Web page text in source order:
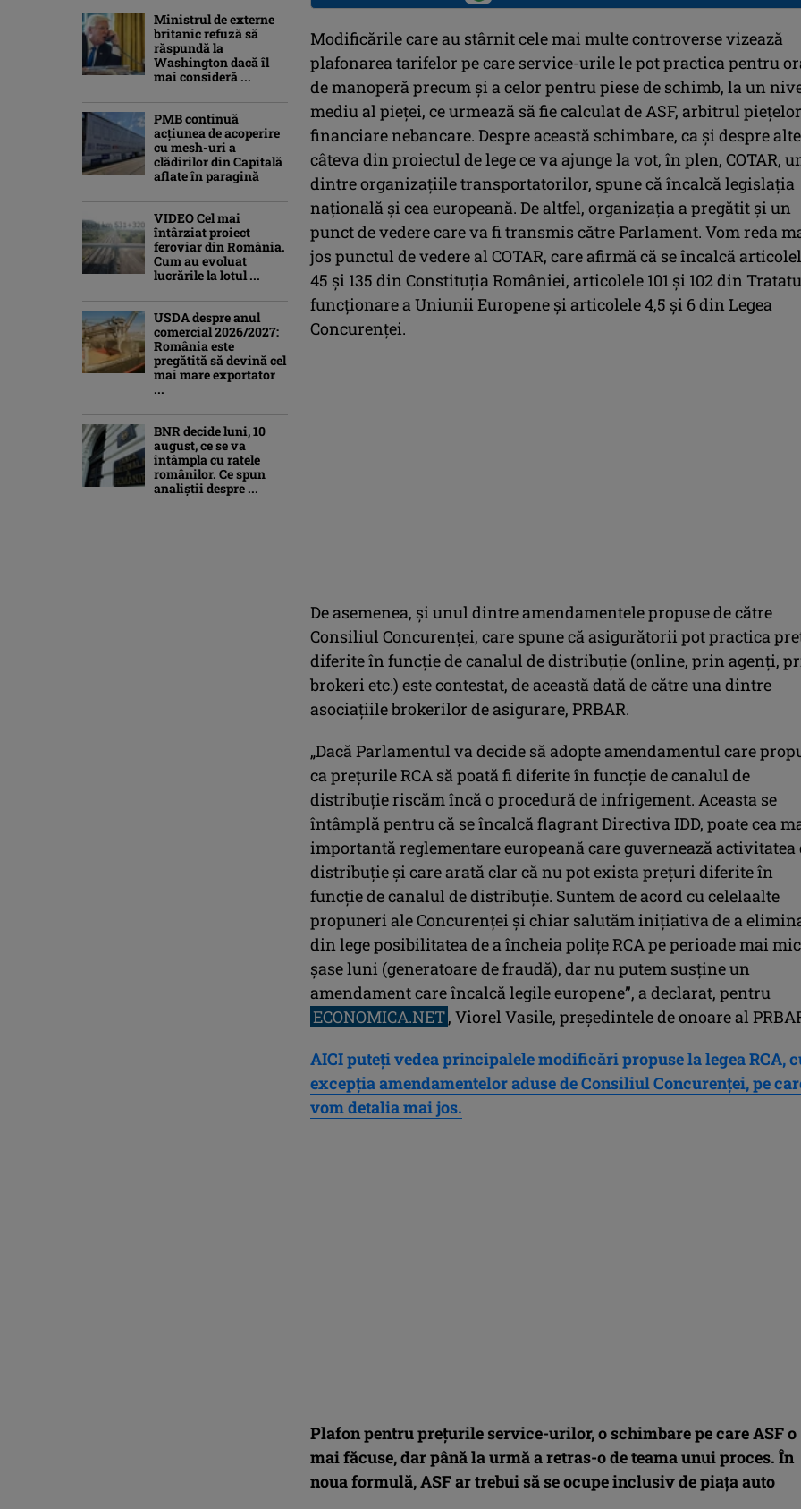
Modificările care au stârnit cele mai multe controverse vizează
plafonarea tarifelor pe care service-urile le pot practica pentru
de manoperă precum și a celor pentru piese de schimb, la un
mediu al pieței, ce urmează să fie calculat de ASF, arbitrul piețelor
financiare nebancare. Despre această schimbare, ca și despre
câteva din proiectul de lege ce va ajunge la vot, în plen, COTAR,
dintre organizațiile transportatorilor, spune că încalcă legislația
națională și cea europeană. De altfel, organizația a pregătit și un
punct de vedere care va fi transmis către Parlament. Vom reda
jos punctul de vedere al COTAR, care afirmă că se încalcă
45 și 135 din Constituția României, articolele 101 și 102 din
funcționare a Uniunii Europene și articolele 4,5 și 6 din Legea
Concurenței.
De asemenea, și unul dintre amendamentele propuse de către
Consiliul Concurenței, care spune că asigurătorii pot practica
diferite în funcție de canalul de distribuție (online, prin agenți,
brokeri etc.) este contestat, de această dată de către una dintre
asociațiile brokerilor de asigurare, PRBAR.
„Dacă Parlamentul va decide să adopte amendamentul care
ca prețurile RCA să poată fi diferite în funcție de canalul de
distribuție riscăm încă o procedură de infrigement. Aceasta se
întâmplă pentru că se încalcă flagrant Directiva IDD, poate cea
importantă reglementare europeană care guvernează activitatea
distribuție și care arată clar că nu pot exista prețuri diferite în
funcție de canalul de distribuție. Suntem de acord cu celelaalte
propuneri ale Concurenței și chiar salutăm inițiativa de a
din lege posibilitatea de a încheia polițe RCA pe perioade mai
șase luni (generatoare de fraudă), dar nu putem susține un
amendament care încalcă legile europene”, a declarat, pentru
ECONOMICA.NET, Viorel Vasile, președintele de onoare al
AICI puteți vedea principalele modificări propuse la legea RCA,
excepția amendamentelor aduse de Consiliul Concurenței, pe
vom detalia mai jos.
Plafon pentru prețurile service-urilor, o schimbare pe care ASF o
mai făcuse, dar până la urmă a retras-o de teama unui proces. În
noua formulă, ASF ar trebui să se ocupe inclusiv de piața auto
Ministrul de externe
britanic refuză să
răspundă la
Washington dacă îl
mai consideră ...
PMB continuă
acțiunea de acoperire
cu mesh-uri a
clădirilor din Capitală
aflate în paragină
VIDEO Cel mai
întârziat proiect
feroviar din România.
Cum au evoluat
lucrările la lotul ...
USDA despre anul
comercial 2026/2027:
România este
pregătită să devină cel
mai mare exportator
...
BNR decide luni, 10
august, ce se va
întâmpla cu ratele
românilor. Ce spun
analiștii despre ...